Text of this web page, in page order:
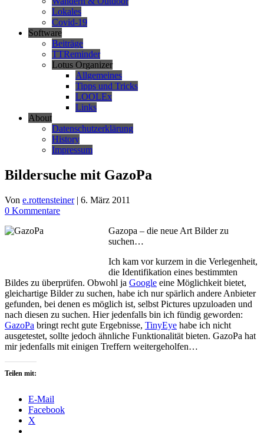
Lokales
Covid-19
Software
Beiträge
TTReminder
Lotus Organizer
Allgemeines
Tipps und Tricks
LOOLEx
Links
About
Datenschutzerklärung
History
Impressum
Bildersuche mit GazoPa
Von e.rottensteiner | 6. März 2011
0 Kommentare
Gazopa – die neue Art Bilder zu
suchen…
Ich kam vor kurzem in die Verlegenheit,
die Identifikation eines bestimmten
Bildes zu überprüfen. Obwohl ja Google eine Möglichkeit bietet,
gleichartige Bilder zu suchen, habe ich nur spärlich andere Anbieter
gefunden, bei denen es möglich ist, selbst Pictures upzuloaden und
nach diesen zu suchen. Hier jedenfalls bin ich fündig geworden:
GazoPa bringt recht gute Ergebnisse, TinyEye habe ich nicht
ausgetestet, sollte jedoch ähnliche Funktionalität bieten. GazoPa hat
mir jedenfalls mit einigen Treffern weitergeholfen…
Teilen mit:
E-Mail
Facebook
X